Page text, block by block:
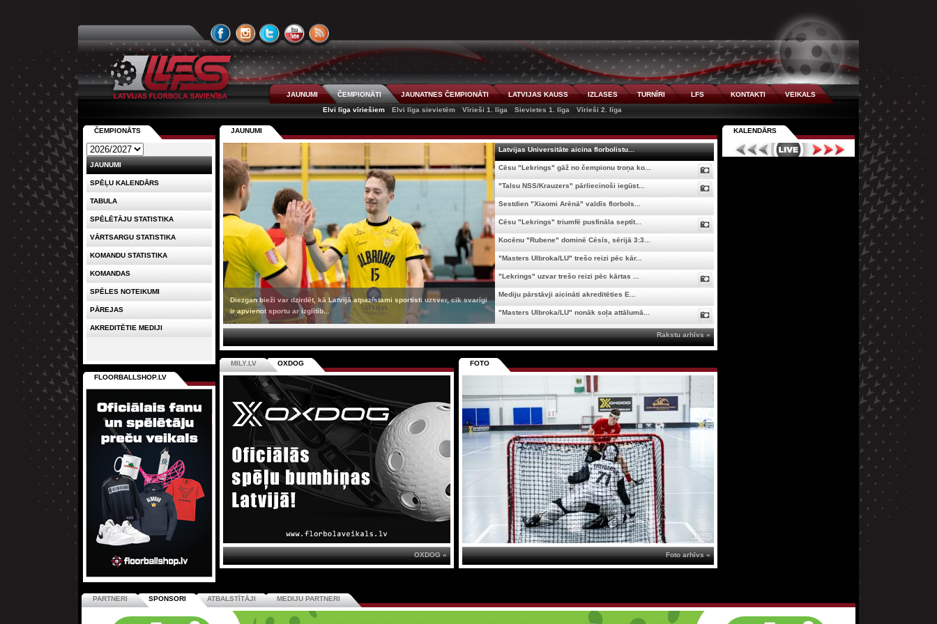
JAUNUMI ČEMPIONĀTI JAUNATNES ČEMPIONĀTI LATVIJAS KAUSS IZLASES TURNĪRI LFS KONTAKTI
VEIKALS
Elvi līga vīriešiem
Elvi līga sievietēm Vīrieši 1. līga Sievietes 1. līga Vīrieši 2. līga
JAUNUMI
Diezgan bieži var dzirdēt, kā Latvijā atpazīstami sportisti uzsver, cik svarīgi
ir apvienot sportu ar izglītīb...
Latvijas Universitāte aicina florbolistu...
Cēsu "Lekrings" gāž no čempionu troņa ko...
"Talsu NSS/Krauzers" pārliecinoši iegūst...
Sestdien "Xiaomi Arēnā" valdīs florbols...
Cēsu "Lekrings" triumfē pusfināla septīt...
Kocēnu "Rubene" dominē Cēsīs, sērijā 3:3...
"Masters Ulbroka/LU" trešo reizi pēc kār...
"Lekrings" uzvar trešo reizi pēc kārtas ...
Mediju pārstāvji aicināti akreditēties E...
"Masters Ulbroka/LU" nonāk soļa attālumā...
Rakstu arhīvs »
MILY.LV OXDOG
OXDOG »
FOTO
Foto arhīvs »
ČEMPIONĀTS
JAUNUMI
SPĒĻU KALENDĀRS
TABULA
SPĒLĒTĀJU STATISTIKA
VĀRTSARGU STATISTIKA
KOMANDU STATISTIKA
KOMANDAS
SPĒLES NOTEIKUMI
PĀREJAS
AKREDITĒTIE MEDIJI
FLOORBALLSHOP.LV
KALENDĀRS
PARTNERI SPONSORI ATBALSTĪTĀJI MEDIJU PARTNERI